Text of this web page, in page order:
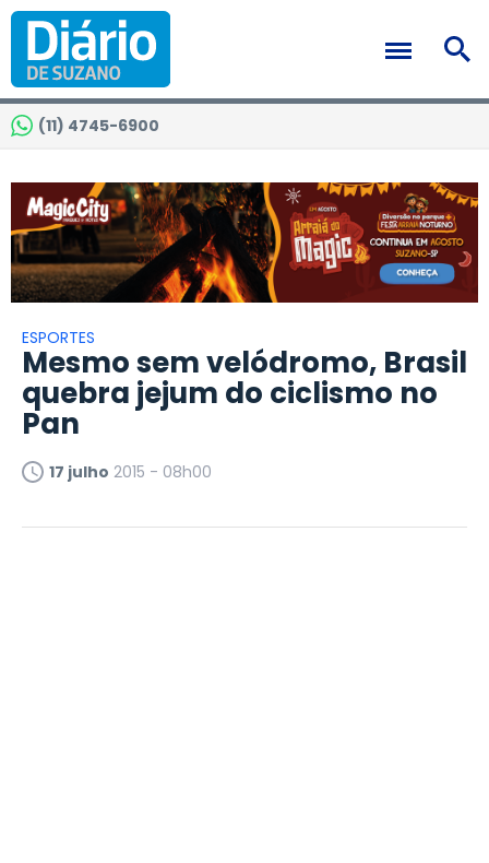
(11) 4745-6900
ESPORTES
Mesmo sem velódromo, Brasil
quebra jejum do ciclismo no
Pan
17 julho 2015 - 08h00